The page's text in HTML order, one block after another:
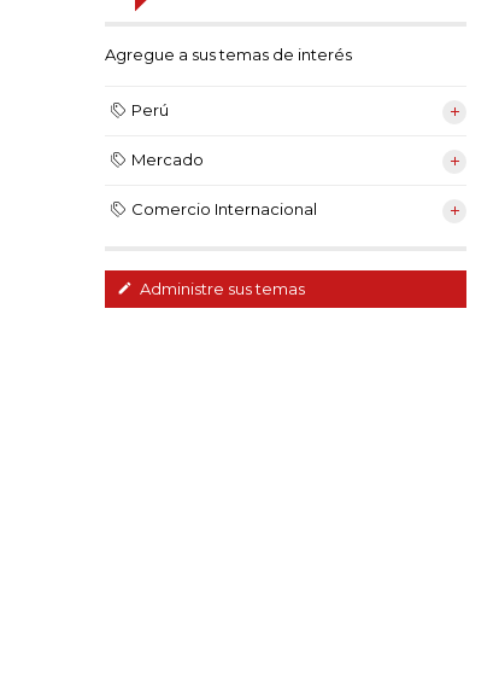
Agregue a sus temas de interés
Perú
Mercado
Comercio Internacional
Administre sus temas